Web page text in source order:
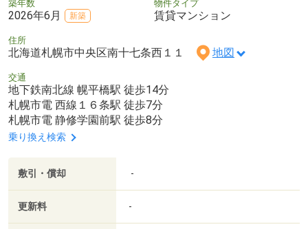
築年数
2026年6月 新築
物件タイプ
賃貸マンション
住所
北海道札幌市中央区南十七条西１１ 地図
交通
地下鉄南北線 幌平橋駅 徒歩14分
札幌市電 西線１６条駅 徒歩7分
札幌市電 静修学園前駅 徒歩8分
乗り換え検索
敷引・償却 -
更新料 -